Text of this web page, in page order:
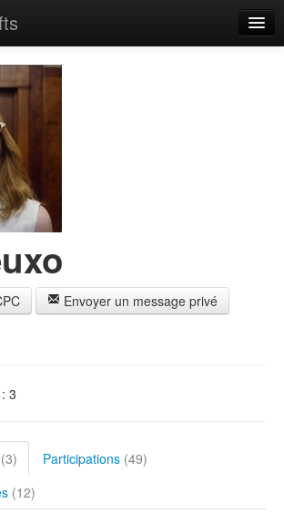
Envoyer un message privé
3
(3) Participations (49)
(12)